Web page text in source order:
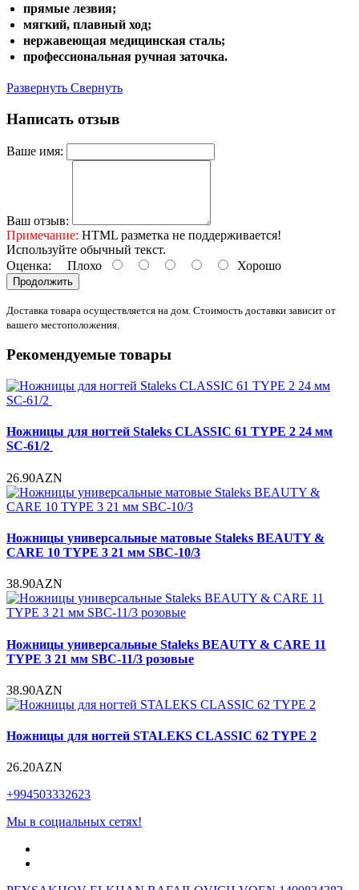
прямые лезвия;
мягкий, плавный ход;
нержавеющая медицинская сталь;
профессиональная ручная заточка.
Развернуть Свернуть
Написать отзыв
Ваше имя:
Ваш отзыв:
Примечание: HTML разметка не поддерживается!
Используйте обычный текст.
Оценка: Плохо Хорошо
Продолжить
Доставка товара осуществляется на дом. Стоимость доставки зависит от
вашего местоположения.
Рекомендуемые товары
Ножницы для ногтей Staleks CLASSIC 61 TYPE 2 24 мм
SC-61/2
26.90AZN
Ножницы универсальные матовые Staleks BEAUTY &
CARE 10 TYPE 3 21 мм SBC-10/3
38.90AZN
Ножницы универсальные Staleks BEAUTY & CARE 11
TYPE 3 21 мм SBC-11/3 розовые
38.90AZN
Ножницы для ногтей STALEKS CLASSIC 62 TYPE 2
26.20AZN
+994503332623
Мы в социальных сетях!